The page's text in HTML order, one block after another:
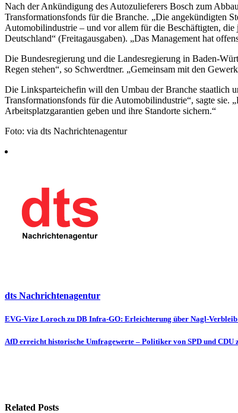
Nach der Ankündigung des Autozulieferers Bosch zum
Transformationsfonds für die Branche. „Die angekündigten
Automobilindustrie – und vor allem für die Beschäftigten, die
Deutschland“ (Freitagausgaben). „Das Management hat
Die Bundesregierung und die Landesregierung in Baden-
Regen stehen“, so Schwerdtner. „Gemeinsam mit den
Die Linksparteichefin will den Umbau der Branche staatlich
Transformationsfonds für die Automobilindustrie“, sagte sie.
Arbeitsplatzgarantien geben und ihre Standorte sichern.“
Foto: via dts Nachrichtenagentur
dts Nachrichtenagentur
Beitragsnavigation
EVG-Vize Loroch zu DB Infra-GO: Erleichterung über Nagl-
AfD erreicht historische Umfragewerte – Politiker von SPD und CDU
Related Posts